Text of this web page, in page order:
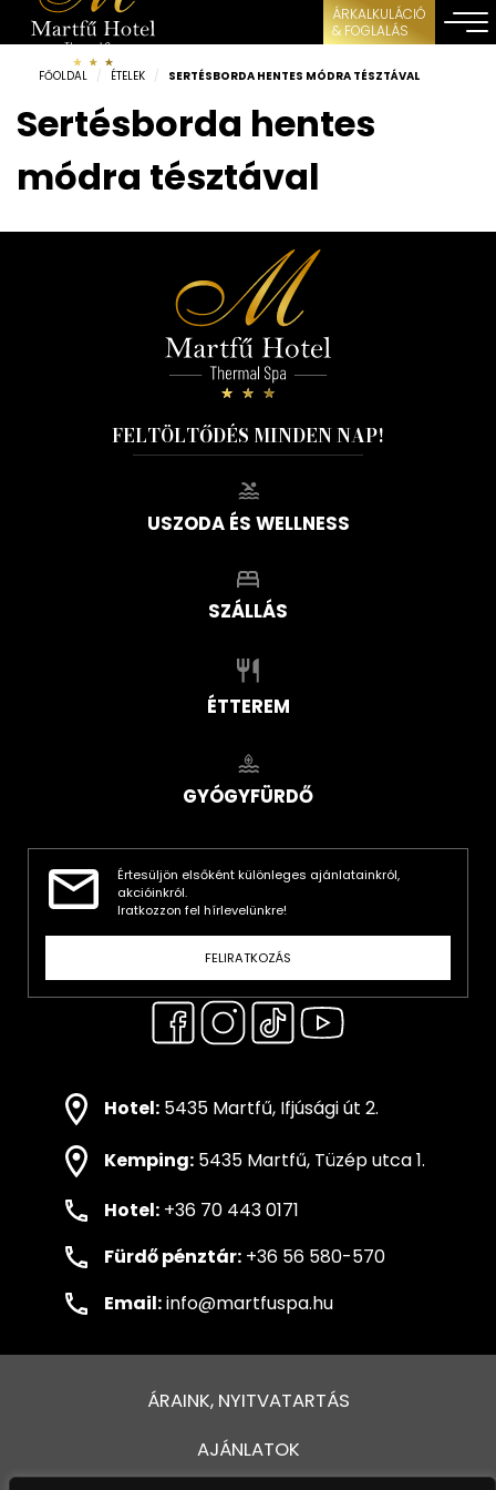
ÁRKALKULÁCIÓ
& FOGLALÁS
FŐOLDAL / ÉTELEK / SERTÉSBORDA HENTES MÓDRA TÉSZTÁVAL
Sertésborda hentes
módra tésztával
FELTÖLTŐDÉS MINDEN NAP!
USZODA ÉS WELLNESS
SZÁLLÁS
ÉTTEREM
GYÓGYFÜRDŐ
Értesüljön elsőként különleges ajánlatainkról,
akcióinkról.
Iratkozzon fel hírlevelünkre!
FELIRATKOZÁS
Hotel: 5435 Martfű, Ifjúsági út 2.
Kemping: 5435 Martfű, Tüzép utca 1.
Hotel: +36 70 443 0171
Fürdő pénztár: +36 56 580-570
Email:info@martfuspa.hu
ÁRAINK, NYITVATARTÁS
AJÁNLATOK